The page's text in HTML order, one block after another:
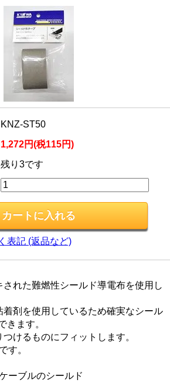
KNZ-ST50
1,272円(税115円)
残り3です
表記 (返品など)
れた難燃性シールド導電布を使用し
剤を使用しているため確実なシール
きます。
けるものにフィットします。
す。
ーブルのシールド